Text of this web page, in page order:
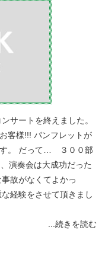
サートを終えました。
客様!!! パンフレットが
す。 だって… ３００部
演奏会は大成功だった
故がなくてよかっ
経験をさせて頂きまし
...続きを読む